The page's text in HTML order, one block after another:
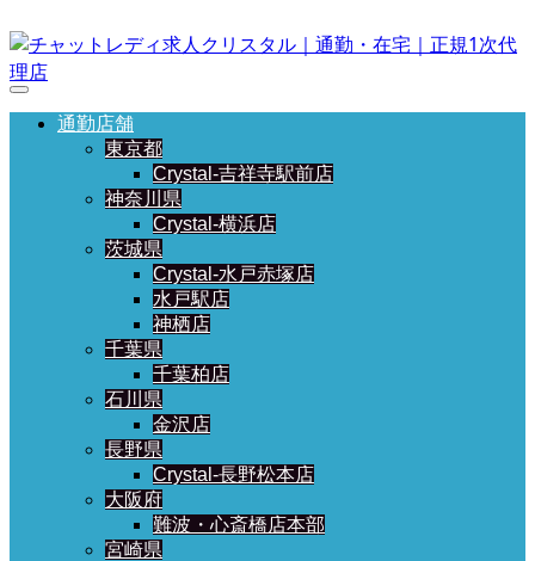
通勤店舗
東京都
Crystal-吉祥寺駅前店
神奈川県
Crystal-横浜店
茨城県
Crystal-水戸赤塚店
水戸駅店
神栖店
千葉県
千葉柏店
石川県
金沢店
長野県
Crystal-長野松本店
大阪府
難波・心斎橋店本部
宮崎県